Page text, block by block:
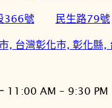
366號
, 台灣
民生路79號
彰化市, 彰化縣,
11:00 AM – 9:30 PM